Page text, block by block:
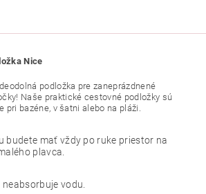
Nice
podložka pre zaneprázdnené
Naše praktické cestovné podložky sú
pri bazéne, v šatni alebo na pláži.
budete mať vždy po ruke priestor na
plavca.
vodu.